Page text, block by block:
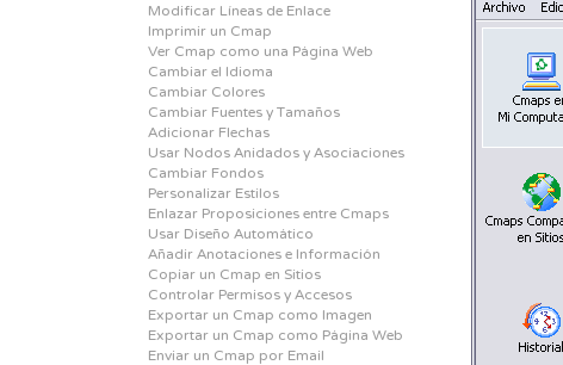
Modificar Líneas de Enlace
Imprimir un Cmap
Ver Cmap como una Página Web
Cambiar el Idioma
Cambiar Colores
Cambiar Fuentes y Tamaños
Adicionar Flechas
Usar Nodos Anidados y Asociaciones
Cambiar Fondos
Personalizar Estilos
Enlazar Proposiciones entre Cmaps
Usar Diseño Automático
Añadir Anotaciones e Información
Copiar un Cmap en Sitios
Controlar Permisos y Accesos
Exportar un Cmap como Imagen
Exportar un Cmap como Página Web
Enviar un Cmap por Email